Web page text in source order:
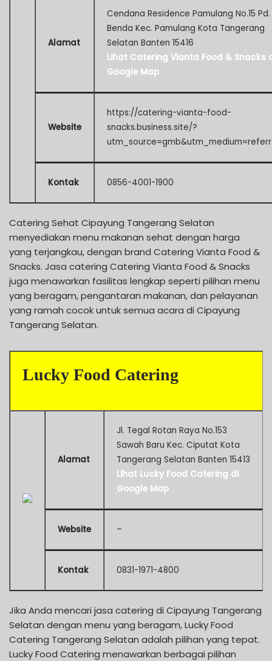
Alamat
Cendana Residence Pamulang No.15 Pd.
Benda Kec. Pamulang Kota Tangerang
Selatan Banten 15416
Lihat Catering Vianta Food & Snacks
Google Map
Website
https://catering-vianta-food-
snacks.business.site/?
Kontak 0856-4001-1900
Catering Sehat Cipayung Tangerang Selatan
menyediakan menu makanan sehat dengan harga
yang terjangkau, dengan brand Catering Vianta Food &
Snacks. Jasa catering Catering Vianta Food & Snacks
juga menawarkan fasilitas lengkap seperti pilihan menu
yang beragam, pengantaran makanan, dan pelayanan
yang ramah cocok untuk semua acara di Cipayung
Tangerang Selatan.
Lucky Food Catering
Alamat
Jl. Tegal Rotan Raya No.153
Sawah Baru Kec. Ciputat Kota
Tangerang Selatan Banten 15413
Lihat Lucky Food Catering di
Google Map
Website –
Kontak 0831-1971-4800
Jika Anda mencari jasa catering di Cipayung Tangerang
Selatan dengan menu yang beragam, Lucky Food
Catering Tangerang Selatan adalah pilihan yang tepat.
Lucky Food Catering menawarkan berbagai pilihan